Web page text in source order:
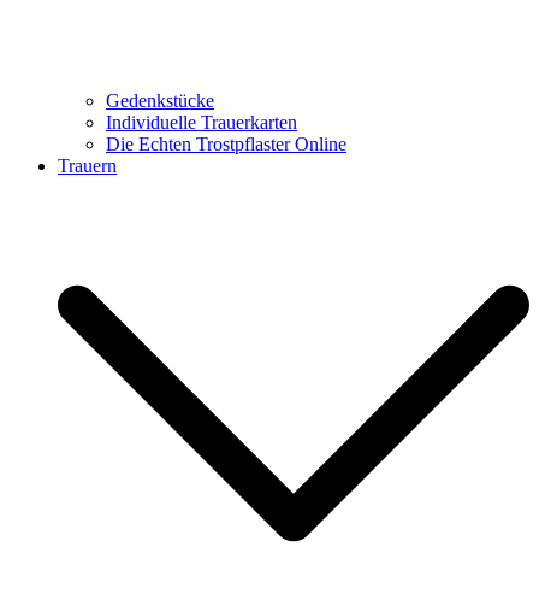
Gedenkstücke
Individuelle Trauerkarten
Die Echten Trostpflaster Online
Trauern